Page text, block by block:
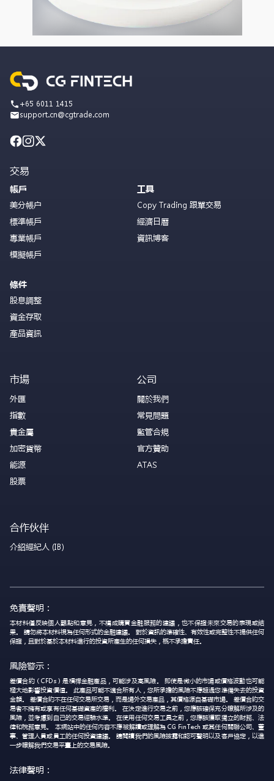
+65 6011 1415
support.cn@cgtrade.com
交易
帳戶
美分帳户
標準帳戶
專業帳戶
模擬帳戶
條件
股息調整
資金存取
產品資訊
工具
Copy Trading 跟單交易
經濟日曆
資訊博客
市場
外匯
指數
貴金屬
加密貨幣
能源
股票
公司
關於我們
常見問題
監管合規
官方贊助
ATAS
合作伙伴
介紹經紀人 (IB)
免責聲明：
本材料僅反映個人觀點和意見，不構成購買金融服務的建議，也不保證未來交易的表現或結
果。 請勿將本材料視為任何形式的金融建議。 對於資訊的準確性、有效性或完整性不提供任何
保證，且對於基於本材料進行的投資所產生的任何損失，概不承擔責任。
風險警示：
差價合約（CFDs）是槓桿金融產品，可能涉及高風險。 即使是微小的市場或價格波動也可能
極大地影響投資價值。 此產品可能不適合所有人，您所承擔的風險不應超過您準備失去的投資
金額。 差價合約不在任何交易所交易，而是場外交易產品，其價格源自基礎市場。 差價合約交
易者不擁有或享有任何基礎資產的權利。 在決定進行交易之前，您應該確保充分瞭解所涉及的
風險，並考慮到自己的交易經驗水準。 在使用任何交易工具之前，您應該獲取獨立的財務、法
律和稅務意見。 本網站中的任何內容不應被解讀或理解為 CG FinTech 或其任何關聯公司、董
事、管理人員或員工的任何投資建議。 請閱讀我們的風險披露和認可聲明以及客戶協定，以進
一步瞭解我們交易平臺上的交易風險。
法律聲明：